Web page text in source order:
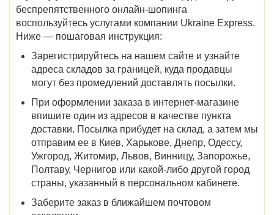
беспрепятственного онлайн-шопинга
воспользуйтесь услугами компании Ukraine Express.
Ниже — пошаговая инструкция:
Зарегистрируйтесь на нашем сайте и узнайте
адреса складов за границей, куда продавцы
могут без промедлений доставлять посылки.
При оформлении заказа в интернет-магазине
впишите один из адресов в качестве пункта
доставки. Посылка прибудет на склад, а затем мы
отправим ее в Киев, Харькове, Днепр, Одессу,
Ужгород, Житомир, Львов, Винницу, Запорожье,
Полтаву, Чернигов или какой-либо другой город
страны, указанный в персональном кабинете.
Заберите заказ в ближайшем почтовом